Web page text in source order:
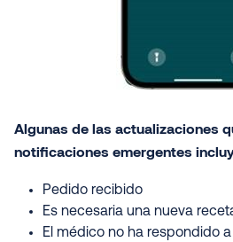
Algunas de las actualizaciones
notificaciones emergentes
Pedido recibido
Es necesaria una nueva
El médico no ha respondido